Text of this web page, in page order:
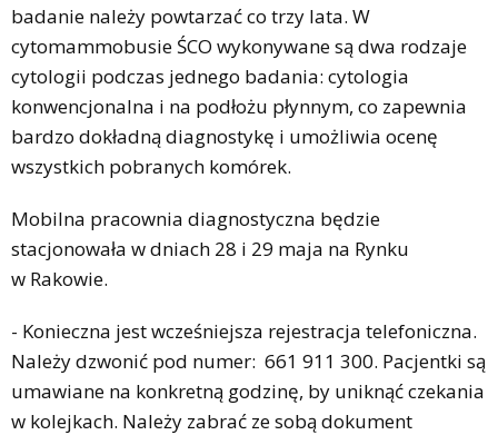
badanie należy powtarzać co trzy lata. W
cytomammobusie ŚCO wykonywane są dwa rodzaje
cytologii podczas jednego badania: cytologia
konwencjonalna i na podłożu płynnym, co zapewnia
bardzo dokładną diagnostykę i umożliwia ocenę
wszystkich pobranych komórek.
Mobilna pracownia diagnostyczna będzie
stacjonowała w dniach 28 i 29 maja na Rynku
w Rakowie.
- Konieczna jest wcześniejsza rejestracja telefoniczna.
Należy dzwonić pod numer: 661 911 300. Pacjentki są
umawiane na konkretną godzinę, by uniknąć czekania
w kolejkach. Należy zabrać ze sobą dokument